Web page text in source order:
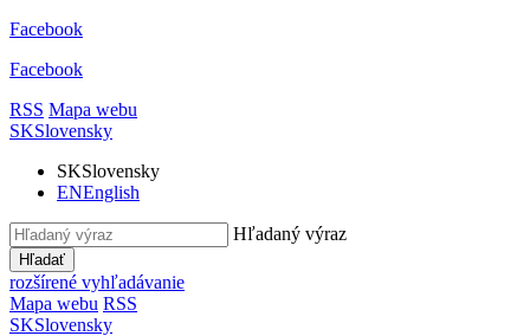
Facebook
Facebook
RSS Mapa webu
SKSlovensky
SKSlovensky
ENEnglish
Hľadaný výraz
Hľadať
rozšírené vyhľadávanie
Mapa webu RSS
SKSlovensky